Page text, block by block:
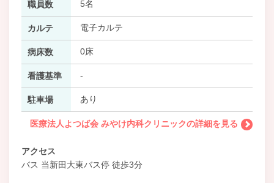
職員数 5名
カルテ 電子カルテ
病床数 0床
看護基準 -
駐車場 あり
医療法人よつば会 みやけ内科クリニックの詳細を見る
アクセス
バス 当新田大東バス停 徒歩3分